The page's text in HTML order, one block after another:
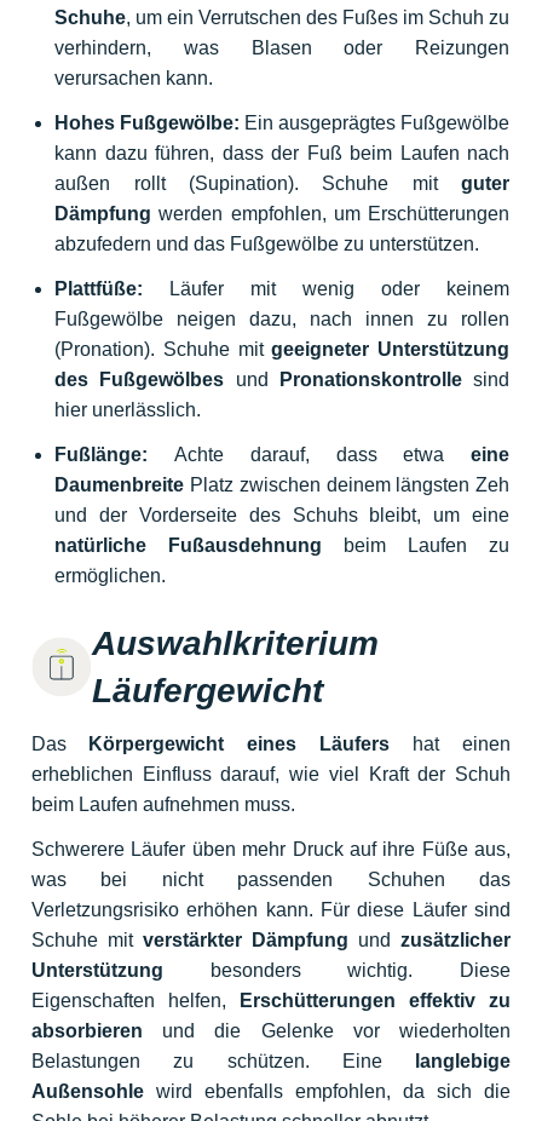
Schuhe, um ein Verrutschen des Fußes im Schuh zu
verhindern, was Blasen oder Reizungen
verursachen kann.
Hohes Fußgewölbe: Ein ausgeprägtes Fußgewölbe
kann dazu führen, dass der Fuß beim Laufen nach
außen rollt (Supination). Schuhe mitguter
Dämpfung werden empfohlen, um Erschütterungen
abzufedern und das Fußgewölbe zu unterstützen.
Plattfüße: Läufer mit wenig oder keinem
Fußgewölbe neigen dazu, nach innen zu rollen
(Pronation). Schuhe mitgeeigneter Unterstützung
des Fußgewölbes und Pronationskontrolle sind
hier unerlässlich.
Fußlänge: Achte darauf, dass etwaeine
Daumenbreite Platz zwischen deinem längsten Zeh
und der Vorderseite des Schuhs bleibt, um eine
natürliche Fußausdehnung beim Laufen zu
ermöglichen.
Auswahlkriterium
Läufergewicht
Das Körpergewicht eines Läufers hat einen
erheblichen Einfluss darauf, wie viel Kraft der Schuh
beim Laufen aufnehmen muss.
Schwerere Läufer üben mehr Druck auf ihre Füße aus,
was bei nicht passenden Schuhen das
Verletzungsrisiko erhöhen kann. Für diese Läufer sind
Schuhe mit verstärkter Dämpfung und zusätzlicher
Unterstützung besonders wichtig. Diese
Eigenschaften helfen,
Erschütterungen effektiv zu
absorbieren und die Gelenke vor wiederholten
Belastungen zu schützen. Eine
langlebige
Außensohle wird ebenfalls empfohlen, da sich die